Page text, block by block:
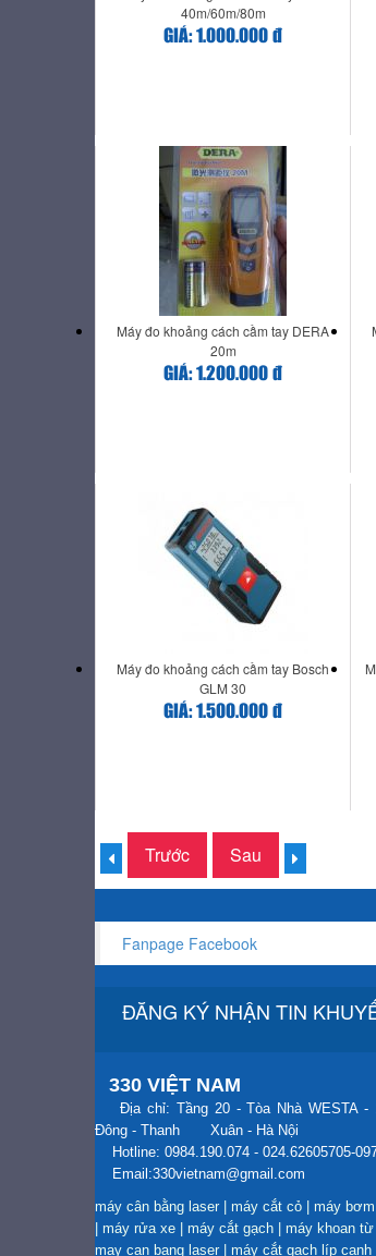
40m/60m/80m
GIÁ: 1.000.000 đ
Máy đo khoảng cách cầm tay DERA
20m
GIÁ: 1.200.000 đ
Máy đo khoảng cách cầm tay Bosch
GLM 30
GIÁ: 1.500.000 đ
Trước Sau
Fanpage Facebook
ĐĂNG KÝ NHẬN TIN
330 VIỆT NAM
Địa chỉ: Tầng 20 - Tòa Nhà WESTA -
Đông - Thanh Xuân - Hà Nội
Hotline: 0984.190.074 - 024.62605705-
Email:330vietnam@gmail.com
máy cân bằng laser
máy cắt cỏ máy
máy rửa xe máy cắt gạch máy khoan từ
may can bang laser
máy cắt gạch líp cạnh